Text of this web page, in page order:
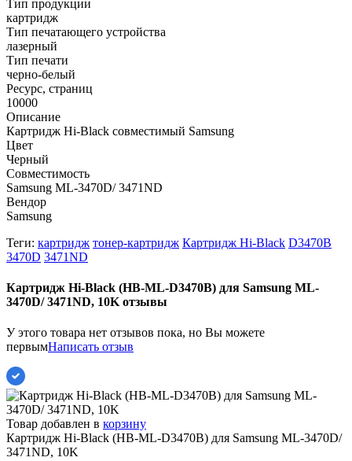
Тип продукции
картридж
Тип печатающего устройства
лазерный
Тип печати
черно-белый
Ресурс, страниц
10000
Описание
Картридж Hi-Black совместимый Samsung
Цвет
Черный
Совместимость
Samsung ML-3470D/ 3471ND
Вендор
Samsung
Теги: картридж тонер-картридж Картридж Hi-Black D3470B
3470D 3471ND
Картридж Hi-Black (HB-ML-D3470B) для Samsung ML-
3470D/ 3471ND, 10K отзывы
У этого товара нет отзывов пока, но Вы можете
первымНаписать отзыв
Товар добавлен в корзину
Картридж Hi-Black (HB-ML-D3470B) для Samsung ML-3470D/
3471ND, 10K